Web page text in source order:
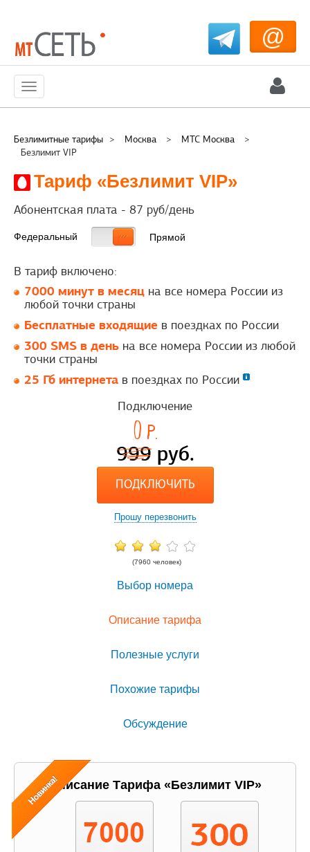
@
Меню
Безлимитные тарифы > Москва > МТС Москва
>
Безлимит VIP
Тариф «Безлимит VIP»
Абонентская плата - 87 руб/день
Федеральный Прямой
В тариф включено:
7000 минут в месяц на все номера России из
любой точки страны
Бесплатные входящие в поездках по России
300 SMS в день на все номера России из любой
точки страны
25 Гб интернета в поездках по России
Подключение
999
0 p.
руб.
ПОДКЛЮЧИТЬ
Прошу перезвонить
(7960 человек)
Выбор номера
Описание тарифа
Полезные услуги
Похожие тарифы
Обсуждение
Описание Тарифа «Безлимит VIP»